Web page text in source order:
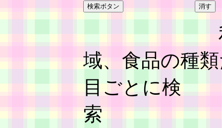
利用の
域、食品の種
目ごとに検